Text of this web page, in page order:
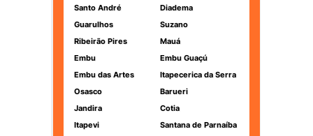
Santo André
Diadema
Guarulhos
Suzano
Ribeirão Pires
Mauá
Embu
Embu Guaçú
Embu das Artes
Itapecerica da Serra
Osasco
Barueri
Jandira
Cotia
Itapevi
Santana de Parnaíba